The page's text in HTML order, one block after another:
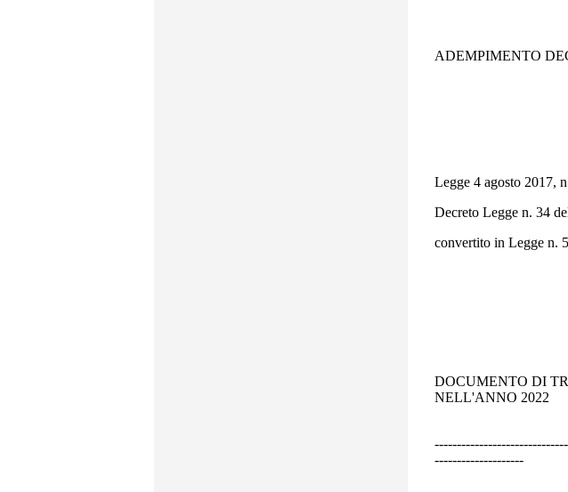
ADEMPIMENTO
Legge 4 agosto 2017,
Decreto Legge n. 34
convertito in Legge n.
DOCUMENTO DI
NELL'ANNO 2022
--------------------